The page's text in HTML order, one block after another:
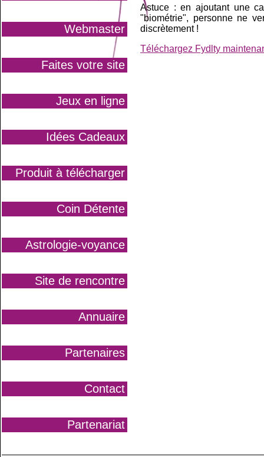
Webmaster
Faites votre site
Jeux en ligne
Idées Cadeaux
Produit à télécharger
Coin Détente
Astrologie-voyance
Site de rencontre
Annuaire
Partenaires
Contact
Partenariat
Astuce : en ajoutant une
"biométrie", personne ne
discrètement !
Téléchargez Fydlty